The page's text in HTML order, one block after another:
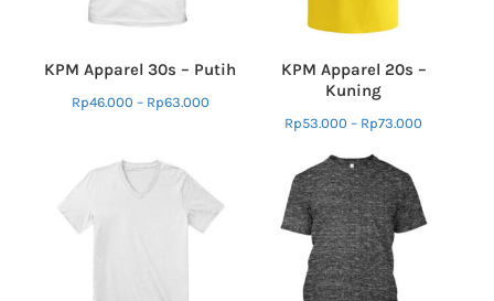
KPM Apparel 30s – Putih
Rp46.000 – Rp63.000
KPM Apparel 20s –
Kuning
Rp53.000 – Rp73.000